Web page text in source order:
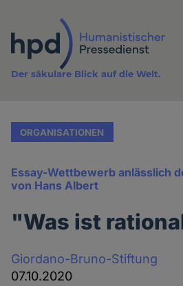
Inhalt
Der säkulare Blick auf die Welt.
ORGANISATIONEN
Essay-Wettbewerb anlässlich
von Hans Albert
"Was ist
Giordano-Bruno-Stiftung
07.10.2020